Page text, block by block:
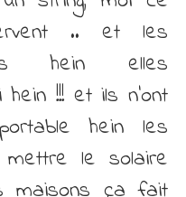
.. et les
hein elles
!!! et ils n’ont
hein les
mettre le solaire